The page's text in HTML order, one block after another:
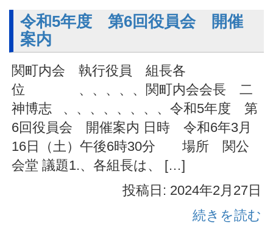
令和5年度 第6回役員会 開催
案内
関町内会 執行役員 組長各
位 、、、、、関町内会会長 二
神博志 、、、、、、、、令和5年度 第
6回役員会 開催案内 日時 令和6年3月
16日（土）午後6時30分 場所 関公
会堂 議題1.、各組長は、 […]
投稿日: 2024年2月27日
続きを読む